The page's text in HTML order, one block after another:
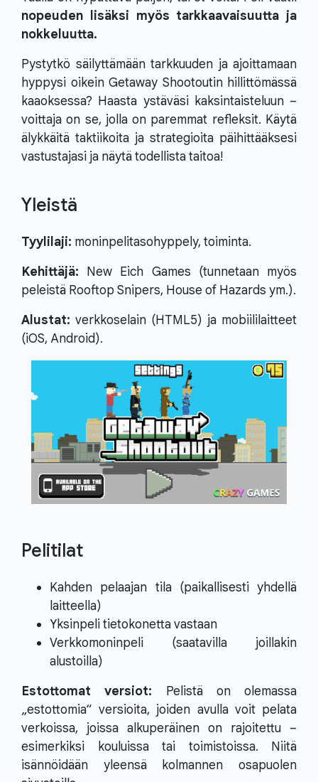
nopeuden lisäksi myös tarkkaavaisuutta ja
nokkeluutta.
Pystytkö säilyttämään tarkkuuden ja ajoittamaan
hyppysi oikein Getaway Shootoutin hillittömässä
kaaoksessa? Haasta ystäväsi kaksintaisteluun –
voittaja on se, jolla on paremmat refleksit. Käytä
älykkäitä taktiikoita ja strategioita päihittääksesi
vastustajasi ja näytä todellista taitoa!
Yleistä
Tyylilaji: moninpelitasohyppely, toiminta.
Kehittäjä: New Eich Games (tunnetaan myös
peleistä Rooftop Snipers, House of Hazards ym.).
Alustat: verkkoselain (HTML5) ja mobiililaitteet
(iOS, Android).
Pelitilat
Kahden pelaajan tila (paikallisesti yhdellä
laitteella)
Yksinpeli tietokonetta vastaan
Verkkomoninpeli (saatavilla joillakin
alustoilla)
Estottomat versiot: Pelistä on olemassa
„estottomia“ versioita, joiden avulla voit pelata
verkoissa, joissa alkuperäinen on rajoitettu –
esimerkiksi kouluissa tai toimistoissa. Niitä
isännöidään yleensä kolmannen osapuolen